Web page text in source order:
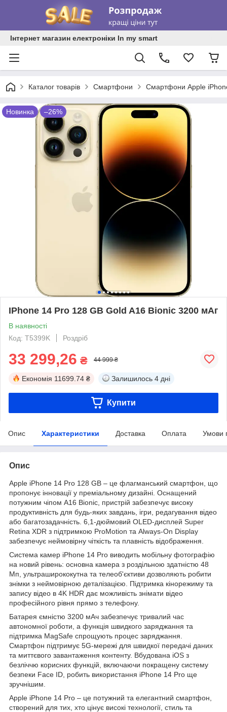
Інтернет магазин електроніки In my smart
Каталог товарів Смартфони Смартфони Apple
Новинка –26%
IPhone 14 Pro 128 GB Gold A16 Bionic 3200 мАг
В наявності
Код: T5399K
Роздріб
33 299,26 ₴ 44 999 ₴
Економія 11699.74 ₴ Залишилось 4 дні
Купити
Опис Характеристики Доставка Оплата Умови
Опис
Apple iPhone 14 Pro 128 GB – це флагманський смартфон, що
пропонує інновації у преміальному дизайні. Оснащений
потужним чіпом A16 Bionic, пристрій забезпечує високу
продуктивність для будь-яких завдань, ігри, редагування відео
або багатозадачність. 6,1-дюймовий OLED-дисплей Super
Retina XDR з підтримкою ProMotion та Always-On Display
забезпечує неймовірну чіткість та плавність відображення.
Система камер iPhone 14 Pro виводить мобільну фотографію
на новий рівень: основна камера з роздільною здатністю 48
Мп, ультраширококутна та телеоб'єктиви дозволяють робити
знімки з неймовірною деталізацією. Підтримка кінорежиму та
запису відео в 4K HDR дає можливість знімати відео
професійного рівня прямо з телефону.
Батарея ємністю 3200 мАч забезпечує тривалий час
автономної роботи, а функція швидкого заряджання та
підтримка MagSafe спрощують процес заряджання.
Смартфон підтримує 5G-мережі для швидкої передачі даних
та миттєвого завантаження контенту. Вбудована iOS з
безліччю корисних функцій, включаючи покращену систему
безпеки Face ID, робить використання iPhone 14 Pro ще
зручнішим.
Apple iPhone 14 Pro – це потужний та елегантний смартфон,
створений для тих, хто цінує високі технології, стиль та